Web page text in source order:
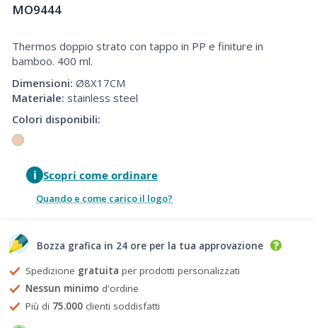
MO9444
Thermos doppio strato con tappo in PP e finiture in
bamboo. 400 ml.
Dimensioni: Ø8X17CM
Materiale: stainless steel
Colori disponibili:
i Scopri come ordinare
Quando e come carico il logo?
Bozza grafica in 24 ore per la tua approvazione
Spedizione gratuita per prodotti personalizzati
Nessun minimo d'ordine
Più di 75.000 clienti soddisfatti